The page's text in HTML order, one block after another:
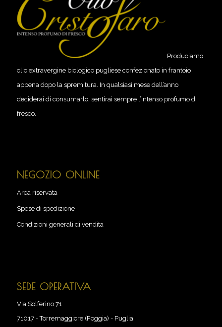
Produciamo
olio extravergine biologico pugliese confezionato in frantoio
appena dopo la spremitura. In qualsiasi mese dell’anno
deciderai di consumarlo, sentirai sempre l’intenso profumo di
fresco.
NEGOZIO ONLINE
Area riservata
Spese di spedizione
Condizioni generali di vendita
SEDE OPERATIVA
Via Solferino 71
71017-Torremaggiore (Foggia) - Puglia